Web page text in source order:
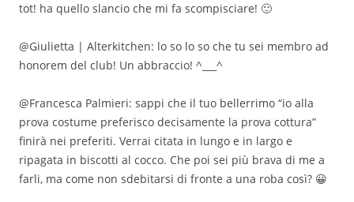
tot! ha quello slancio che mi fa scompisciare! 🙂
@Giulietta | Alterkitchen: lo so lo so che tu sei membro ad
honorem del club! Un abbraccio! ^___^
@Francesca Palmieri: sappi che il tuo bellerrimo “io alla
prova costume preferisco decisamente la prova cottura”
finirà nei preferiti. Verrai citata in lungo e in largo e
ripagata in biscotti al cocco. Che poi sei più brava di me a
farli, ma come non sdebitarsi di fronte a una roba così? 😀